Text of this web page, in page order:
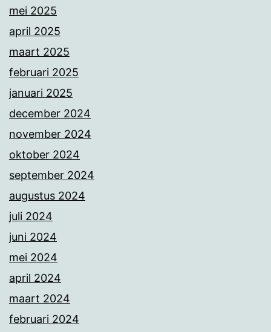
mei 2025
april 2025
maart 2025
februari 2025
januari 2025
december 2024
november 2024
oktober 2024
september 2024
augustus 2024
juli 2024
juni 2024
mei 2024
april 2024
maart 2024
februari 2024